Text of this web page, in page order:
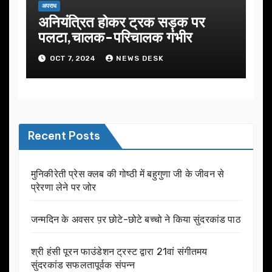
अपराध
अनियंत्रित होकर ट्रक सड़क पर
पलटा,चालक-परिचालक गंभीर
OCT 7, 2024 NEWS DESK
Recent Posts
मुनिकीरेती प्रेस क्लब की गोष्ठी में बहुगुणा जी के जीवन से
प्रेरणा लेने पर जोर
जन्मदिन के अवसर प़र छोटे-छोटे बच्चो ने किया सुंदरकांड पाठ
श्री हंसी पूरन फाउंडेशन ट्रस्ट द्वारा 21वां संगीतमय
सुंदरकांड सफलतापूर्वक संपन्न